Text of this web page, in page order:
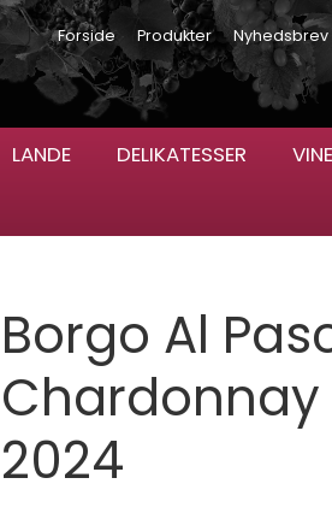
Forside Produkter Nyhedsbrev
LANDE DELIKATESSER VINE
Borgo Al
Chardonnay
2024